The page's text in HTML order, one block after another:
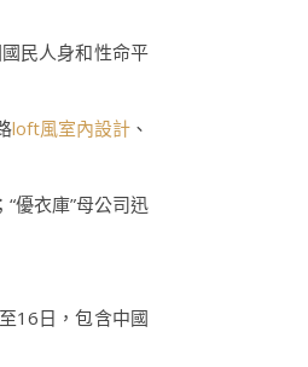
民人身和性命平
loft風室內設計 、
優衣庫”母公司迅
16日，包含中國